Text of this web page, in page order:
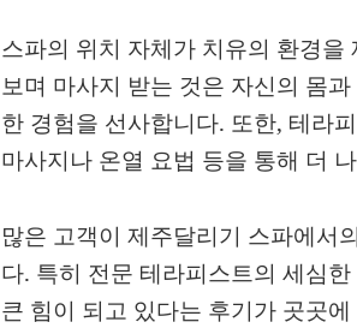
스파의 위치 자체가 치유의 환경
보며 마사지 받는 것은 자신의 몸
한 경험을 선사합니다. 또한, 테라
마사지나 온열 요법 등을 통해 더
많은 고객이 제주달리기 스파에서
다. 특히 전문 테라피스트의 세심
큰 힘이 되고 있다는 후기가 곳곳